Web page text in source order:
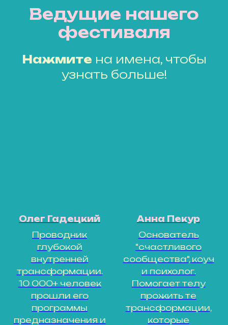
Ведущие нашего
фестиваля
Нажмите на имена, чтобы
узнать больше!
Олег Гадецкий
Проводник
глубокой
внутренней
трансформации.
10 000+ человек
прошли его
программы
предназначения и
Анна Пекур
Основатель
"счастливого
сообщества", коуч
и психолог.
Помогает телу
прожить те
трансформации,
которые